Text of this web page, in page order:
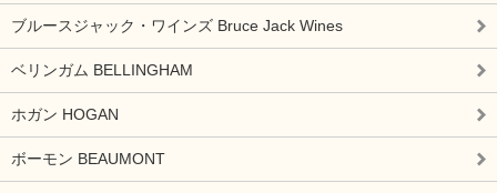
ブルースジャック・ワインズ Bruce Jack Wines
ベリンガム BELLINGHAM
ホガン HOGAN
ボーモン BEAUMONT